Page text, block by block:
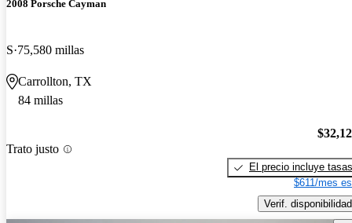
2008 Porsche Cayman
S 75,580 millas
Carrollton, TX
84 millas
Trato justo
El precio incluye tasas
$611/mes
Verif. disponibilidad